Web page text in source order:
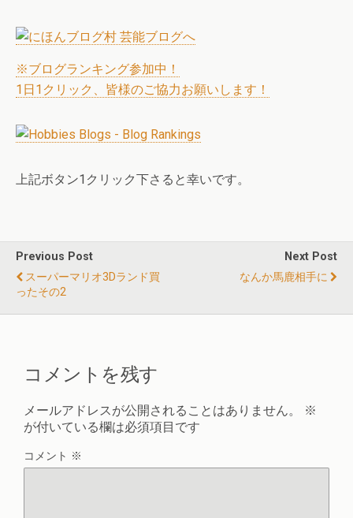
※ブログランキング参加中！
1日1クリック、皆様のご協力お願いします！
上記ボタン1クリック下さると幸いです。
Previous Post
スーパーマリオ3Dランド買
ったその2
Next Post
なんか馬鹿相手に
コメントを残す
メールアドレスが公開されることはありません。
※
が付いている欄は必須項目です
コメント ※